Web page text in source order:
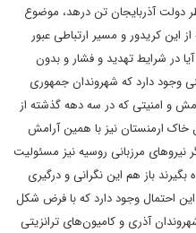
دولت آذربایجان تن درهد، موضوع
این کریدور و مسیر ارتباطی عبور
در شرایط تهدید و فشار و بدون
وجود دارد که شهروندان جمهوری
و امنیتی که در سه دهه گذشته از
خاک ارمنستان نیز با همین آرامش
مرزبانی روسیه نیز مسئولیت
بگیرند باز هم این نگرانی و درگیری
این احتمال وجود دارد که با فرض شکل
آذری و کامیون‌های ترانزیتی